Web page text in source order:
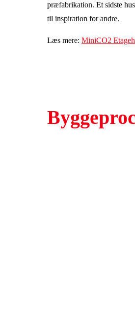
præfabrikation. Et sidste
til inspiration for andre.
Læs mere: MiniCO2